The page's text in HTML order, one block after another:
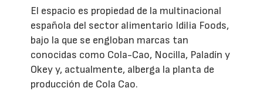
El espacio es propiedad de la multinacional
española del sector alimentario Idilia Foods,
bajo la que se engloban marcas tan
conocidas como Cola-Cao, Nocilla, Paladín y
Okey y, actualmente, alberga la planta de
producción de Cola Cao.